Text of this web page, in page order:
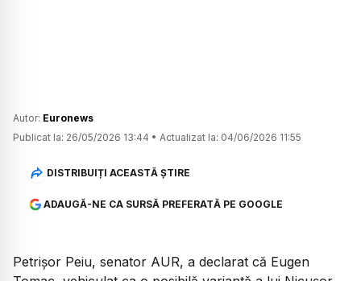
Autor: Euronews
Publicat la: 26/05/2026 13:44 • Actualizat la: 04/06/2026 11:55
DISTRIBUIȚI ACEASTĂ ȘTIRE
ADAUGĂ-NE CA SURSĂ PREFERATĂ PE GOOGLE
Petrișor Peiu, senator AUR, a declarat că Eugen